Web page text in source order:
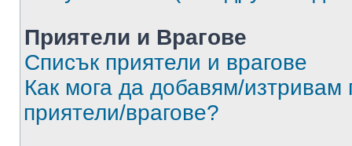
Приятели и Врагове
Списък приятели и врагове
Как мога да добавям/изтривам
приятели/врагове?